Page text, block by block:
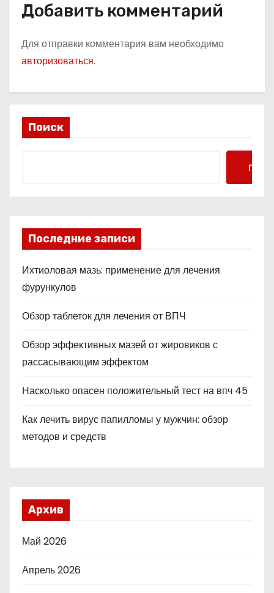
Добавить комментарий
Для отправки комментария вам необходимо
авторизоваться.
Поиск
Поиск
Последние записи
Ихтиоловая мазь: применение для лечения
фурункулов
Обзор таблеток для лечения от ВПЧ
Обзор эффективных мазей от жировиков с
рассасывающим эффектом
Насколько опасен положительный тест на впч 45
Как лечить вирус папилломы у мужчин: обзор
методов и средств
Архив
Май 2026
Апрель 2026